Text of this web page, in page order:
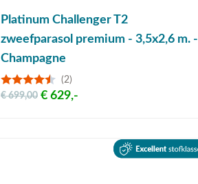
Platinum Challenger T2
zweefparasol premium - 3,5x2,6 m. -
Champagne
(2)
€ 629,-
€ 699,00